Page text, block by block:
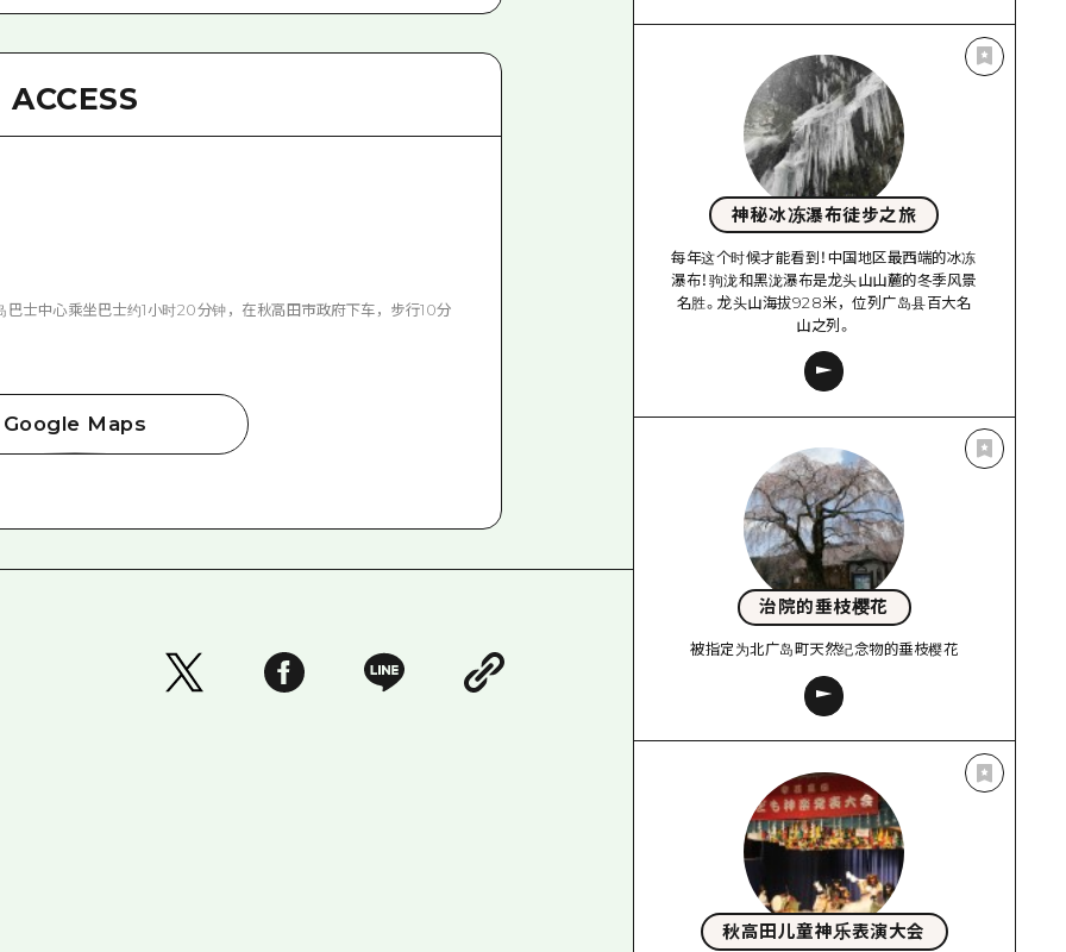
ACCESS
士中心乘坐巴士约1小时20分钟，在秋高田市政府下车，步行10分
Google Maps
神秘冰冻瀑布徒步之旅
每年这个时候才能看到！中国地区最西端的冰冻
瀑布！驹泷和黑泷瀑布是龙头山山麓的冬季风景
名胜。龙头山海拔928米，位列广岛县百大名
山之列。
治院的垂枝樱花
被指定为北广岛町天然纪念物的垂枝樱花
秋高田儿童神乐表演大会